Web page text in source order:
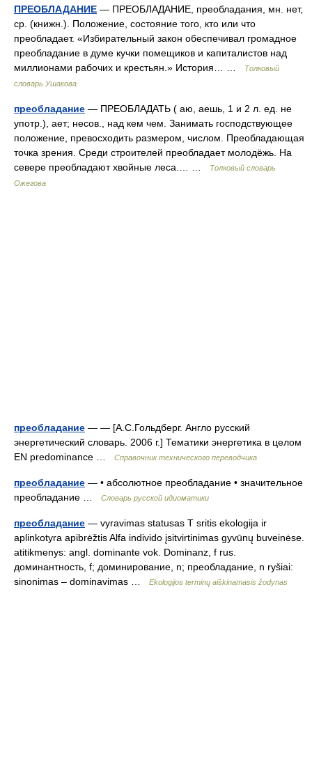
ПРЕОБЛАДАНИЕ — ПРЕОБЛАДАНИЕ, преобладания, мн. нет,
ср. (книжн.). Положение, состояние того, кто или что
преобладает. «Избирательный закон обеспечивал громадное
преобладание в думе кучки помещиков и капиталистов над
миллионами рабочих и крестьян.» История… …
Толковый
словарь Ушакова
преобладание — ПРЕОБЛАДАТЬ ( аю, аешь, 1 и 2 л. ед. не
употр.), ает; несов., над кем чем. Занимать господствующее
положение, превосходить размером, числом. Преобладающая
точка зрения. Среди строителей преобладает молодёжь. На
севере преобладают хвойные леса.… …
Толковый словарь
Ожегова
преобладание — — [А.С.Гольдберг. Англо русский
энергетический словарь. 2006 г.] Тематики энергетика в целом
EN predominance …
Справочник технического переводчика
преобладание — • абсолютное преобладание • значительное
преобладание …
Словарь русской идиоматики
преобладание — vyravimas statusas T sritis ekologija ir
aplinkotyra apibrėžtis Alfa individo įsitvirtinimas gyvūnų buveinėse.
atitikmenys: angl. dominante vok. Dominanz, f rus.
доминантность, f; доминирование, n; преобладание, n ryšiai:
sinonimas – dominavimas …
Ekologijos terminų aiškinamasis žodynas